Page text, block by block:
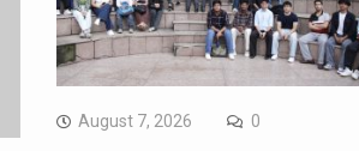
August 7, 2026 0